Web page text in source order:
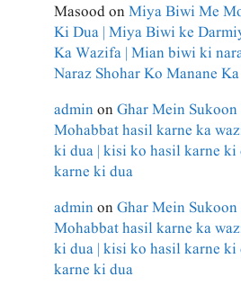
MasoodonMiya Biwi Me
Ki Dua | Miya Biwi ke
Ka Wazifa | Mian biwi ki
Naraz Shohar Ko Manane
adminonGhar Mein
Mohabbat hasil karne ka
ki dua | kisi ko hasil karne ki
karne ki dua
adminonGhar Mein
Mohabbat hasil karne ka
ki dua | kisi ko hasil karne ki
karne ki dua